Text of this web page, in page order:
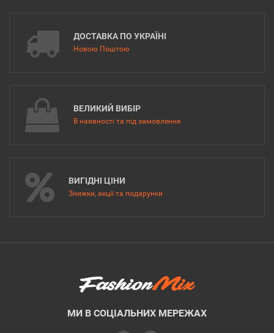
ДОСТАВКА ПО УКРАЇНІ
Новою Поштою
ВЕЛИКИЙ ВИБІР
В наявності та під замовлення
ВИГІДНІ ЦІНИ
Знижки, акції та подарунки
МИ В СОЦІАЛЬНИХ МЕРЕЖАХ